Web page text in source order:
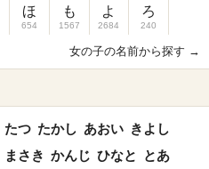
ほ
654
も
1567
よ
2684
ろ
240
女の子の名前から探す →
たつ たかし あおい きよし
まさき かんじ ひなと
とあ